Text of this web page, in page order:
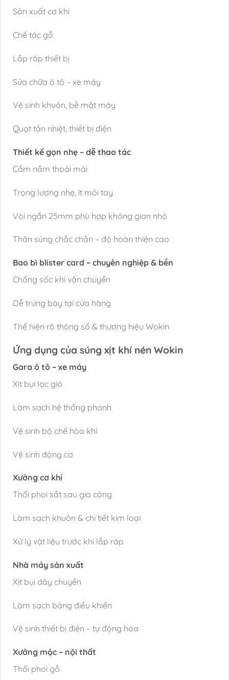
Sản xuất cơ khí
Chế tác gỗ
Lắp ráp thiết bị
Sửa chữa ô tô – xe máy
Vệ sinh khuôn, bề mặt máy
Quạt tản nhiệt, thiết bị điện
Thiết kế gọn nhẹ – dễ thao tác
Cầm nắm thoải mái
Trọng lượng nhẹ, ít mỏi tay
Vòi ngắn 25mm phù hợp không gian nhỏ
Thân súng chắc chắn – độ hoàn thiện cao
Bao bì blister card – chuyên nghiệp & bền
Chống sốc khi vận chuyển
Dễ trưng bày tại cửa hàng
Thể hiện rõ thông số & thương hiệu Wokin
Ứng dụng của súng xịt khí nén Wokin
Gara ô tô – xe máy
Xịt bụi lọc gió
Làm sạch hệ thống phanh
Vệ sinh bộ chế hòa khí
Vệ sinh động cơ
Xưởng cơ khí
Thổi phoi sắt sau gia công
Làm sạch khuôn & chi tiết kim loại
Xử lý vật liệu trước khi lắp ráp
Nhà máy sản xuất
Xịt bụi dây chuyền
Làm sạch bảng điều khiển
Vệ sinh thiết bị điện – tự động hóa
Xưởng mộc – nội thất
Thổi phoi gỗ